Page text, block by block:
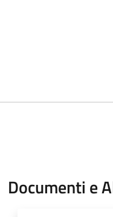
Documenti e